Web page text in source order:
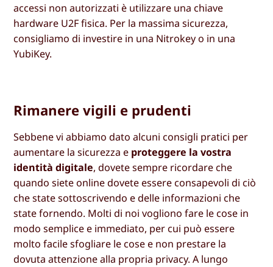
accessi non autorizzati è utilizzare una chiave
hardware U2F fisica. Per la massima sicurezza,
consigliamo di investire in una Nitrokey o in una
YubiKey.
Rimanere vigili e prudenti
Sebbene vi abbiamo dato alcuni consigli pratici per
aumentare la sicurezza e proteggere la vostra
identità digitale, dovete sempre ricordare che
quando siete online dovete essere consapevoli di ciò
che state sottoscrivendo e delle informazioni che
state fornendo. Molti di noi vogliono fare le cose in
modo semplice e immediato, per cui può essere
molto facile sfogliare le cose e non prestare la
dovuta attenzione alla propria privacy. A lungo